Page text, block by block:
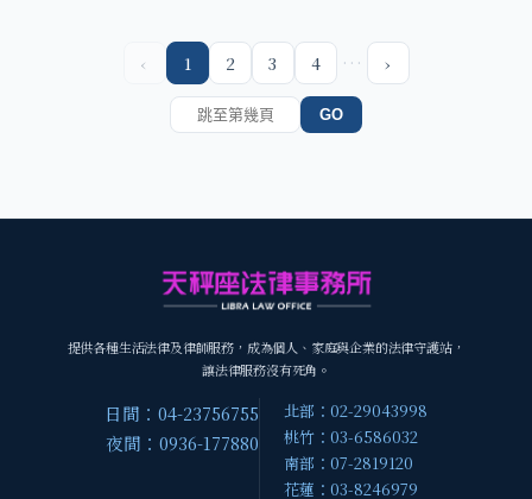
‹ 1 2 3 4 … ›
GO
提供各種生活法律及律師服務，成為個人、家庭與企業的法律守護站，
讓法律服務沒有死角。
日間：04-23756755
夜間：0936-177880
北部：02-29043998
桃竹：03-6586032
南部：07-2819120
花蓮：03-8246979